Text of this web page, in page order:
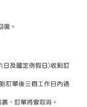
同意方可使用
本公司不負相關責
戶狀況，依本公司即
本公司將視審查結果
現惡意使用之情形，
採取法律行動。